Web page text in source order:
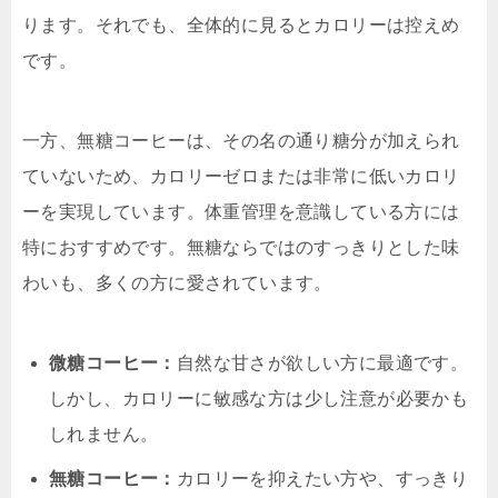
ります。それでも、全体的に見るとカロリーは控えめ
です。
一方、無糖コーヒーは、その名の通り糖分が加えられ
ていないため、カロリーゼロまたは非常に低いカロリ
ーを実現しています。体重管理を意識している方には
特におすすめです。無糖ならではのすっきりとした味
わいも、多くの方に愛されています。
微糖コーヒー： 自然な甘さが欲しい方に最適です。
しかし、カロリーに敏感な方は少し注意が必要かも
しれません。
無糖コーヒー： カロリーを抑えたい方や、すっきり